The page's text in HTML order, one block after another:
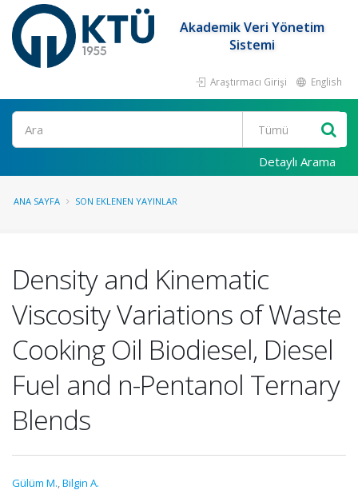
Akademik Veri Yönetim
Sistemi
Araştırmacı Girişi English
Ara
Detaylı Arama
ANA SAYFA SON EKLENEN YAYINLAR
Density and Kinematic
Viscosity Variations of Waste
Cooking Oil Biodiesel, Diesel
Fuel and n-Pentanol Ternary
Blends
Gülüm M.,Bilgin A.